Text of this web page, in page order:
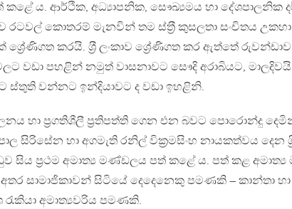
කළේ ය. ආර්ථික, අධ්‍යාපනික, සෞඛ්‍යමය හා දේශපාලනික
රටවල් කොතරම් මැනවින් තම ස්ත‍්‍රී කුසලතා සංචිතය
කරයි. ශ‍්‍රී ලංකාව ශ්‍රේණිගත කර ඇත්තේ
වඩා පහළින් නමුත් වාසනාවට සෞදි අරාබියට,
ස්තුති වන්නට ඉන්දියාවට ද වඩා ඉහළිනි.
හා ප‍්‍රගතිශීලී ප‍්‍රතිපත්ති ගෙන එන බවට පොරොන්දු
සිරිසේන හා අගමැති රනිල් වික‍්‍රමසිංහ නායකත්වය දෙන
සිය ප‍්‍රථම අමාත්‍ය මණ්ඩලය පත් කළේ ය. පත් කළ
අතර සාමාජිකාවන් සිටියේ දෙදෙනෙකු පමණකි – කාන්තා
රැකියා අමාත්‍යවරිය පමණකි.